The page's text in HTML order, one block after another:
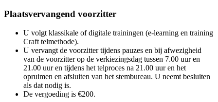
Plaatsvervangend voorzitter
U volgt klassikale of digitale trainingen (e-learning en training
Craft telmethode).
U vervangt de voorzitter tijdens pauzes en bij afwezigheid
van de voorzitter op de verkiezingsdag tussen 7.00 uur en
21.00 uur en tijdens het telproces na 21.00 uur en het
opruimen en afsluiten van het stembureau. U neemt besluiten
als dat nodig is.
De vergoeding is €200.